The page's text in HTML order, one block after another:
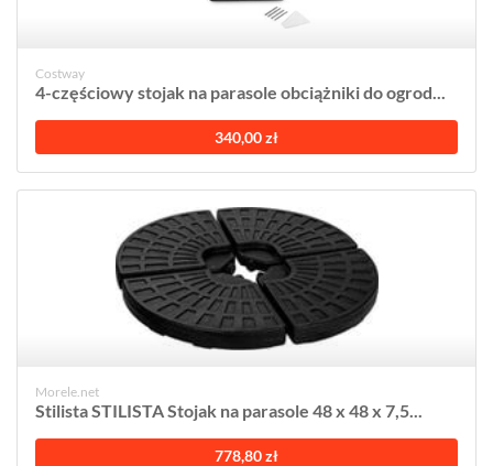
Costway
4-częściowy stojak na parasole obciążniki do ogrod...
340,00 zł
Morele.net
Stilista STILISTA Stojak na parasole 48 x 48 x 7,5...
778,80 zł